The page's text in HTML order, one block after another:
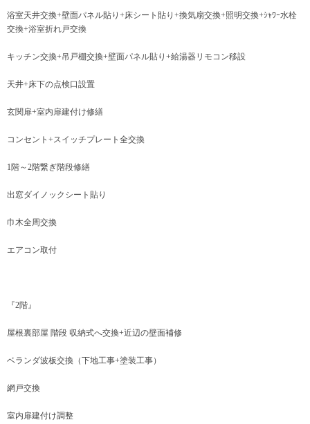
浴室天井交換+壁面パネル貼り+床シート貼り+換気扇交換+照明交換+ｼｬﾜｰ水栓
交換+浴室折れ戸交換
キッチン交換+吊戸棚交換+壁面パネル貼り+給湯器リモコン移設
天井+床下の点検口設置
玄関扉+室内扉建付け修繕
コンセント+スイッチプレート全交換
1階～2階繋ぎ階段修繕
出窓ダイノックシート貼り
巾木全周交換
エアコン取付
『2階』
屋根裏部屋 階段 収納式へ交換+近辺の壁面補修
ベランダ波板交換（下地工事+塗装工事）
網戸交換
室内扉建付け調整